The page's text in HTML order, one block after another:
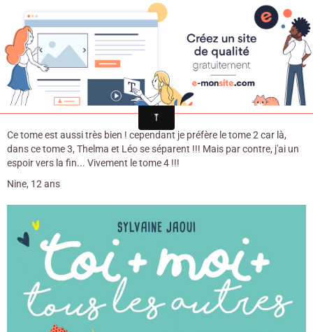
Croqu'livre
Toi + moi+ tous les autres 3 / Sylvaine
Jaoui. - Albin Michel, 2017
Ce tome est aussi très bien ! cependant je préfère le tome 2 car là,
dans ce tome 3, Thelma et Léo se séparent !!! Mais par contre, j'ai un
espoir vers la fin... Vivement le tome 4 !!!
Nine, 12 ans